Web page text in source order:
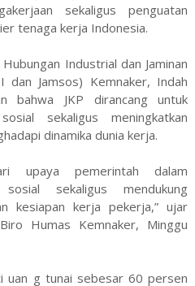
sekaligus penguatan
tenaga kerja Indonesia.
Industrial dan Jaminan
dan Jamsos) Kemnaker, Indah
bahwa JKP dirancang untuk
sekaligus meningkatkan
dinamika dunia kerja.
upaya pemerintah dalam
sekaligus mendukung
kesiapan kerja pekerja,” ujar
Humas Kemnaker, Minggu
uan g tunai sebesar 60 persen